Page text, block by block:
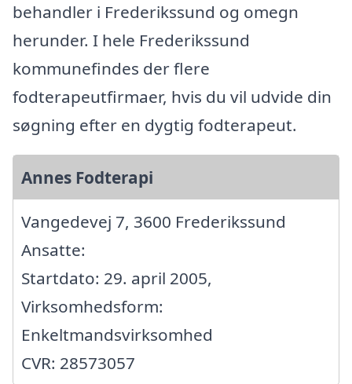
behandler i Frederikssund og omegn
herunder. I hele Frederikssund
kommunefindes der flere
fodterapeutfirmaer, hvis du vil udvide din
søgning efter en dygtig fodterapeut.
Annes Fodterapi
Vangedevej 7, 3600 Frederikssund
Ansatte:
Startdato: 29. april 2005,
Virksomhedsform:
Enkeltmandsvirksomhed
CVR: 28573057